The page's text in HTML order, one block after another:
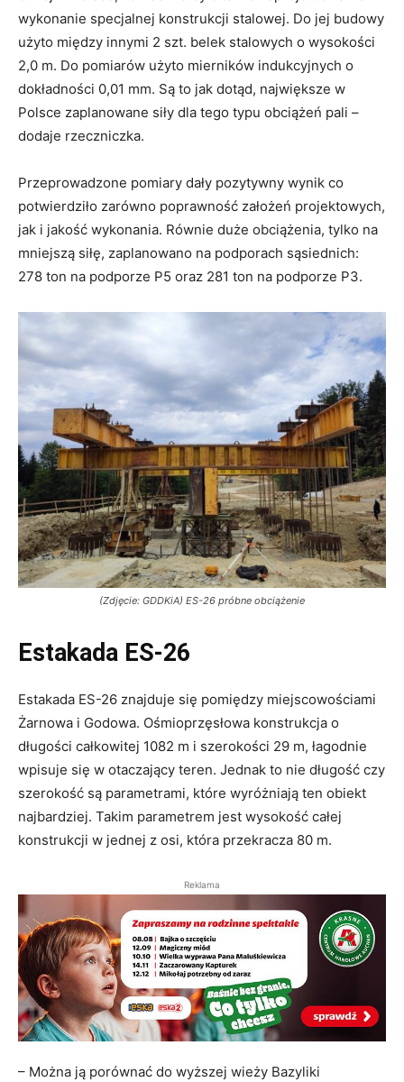
wykonanie specjalnej konstrukcji stalowej. Do jej budowy
użyto między innymi 2 szt. belek stalowych o wysokości
2,0 m. Do pomiarów użyto mierników indukcyjnych o
dokładności 0,01 mm. Są to jak dotąd, największe w
Polsce zaplanowane siły dla tego typu obciążeń pali –
dodaje rzeczniczka.
Przeprowadzone pomiary dały pozytywny wynik co
potwierdziło zarówno poprawność założeń projektowych,
jak i jakość wykonania. Równie duże obciążenia, tylko na
mniejszą siłę, zaplanowano na podporach sąsiednich:
278 ton na podporze P5 oraz 281 ton na podporze P3.
(Zdjęcie: GDDKiA) ES-26 próbne obciążenie
Estakada ES-26
Estakada ES-26 znajduje się pomiędzy miejscowościami
Żarnowa i Godowa. Ośmioprzęsłowa konstrukcja o
długości całkowitej 1082 m i szerokości 29 m, łagodnie
wpisuje się w otaczający teren. Jednak to nie długość czy
szerokość są parametrami, które wyróżniają ten obiekt
najbardziej. Takim parametrem jest wysokość całej
konstrukcji w jednej z osi, która przekracza 80 m.
Reklama
– Można ją porównać do wyższej wieży Bazyliki